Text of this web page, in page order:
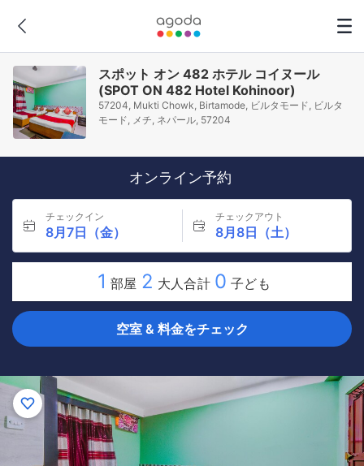
スポット オン 482 ホテル コイヌール
(SPOT ON 482 Hotel Kohinoor)
57204, Mukti Chowk, Birtamode, ビルタモード, ビルタ
モード, メチ, ネパール, 57204
オンライン予約
チェックイン
8月7日（金）
チェックアウト
8月8日（土）
1 部屋 2 大人合計 0 子ども
空室 & 料金をチェック